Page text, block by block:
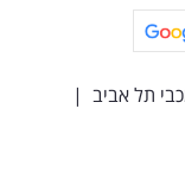
תל אביב |